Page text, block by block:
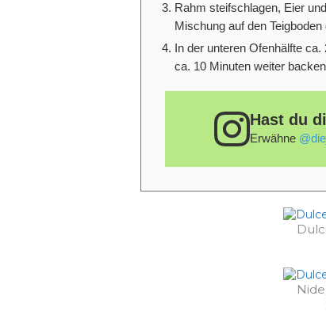
Rahm steifschlagen, Eier
Mischung auf den Teigboden
In der unteren Ofenhälfte
ca. 10 Minuten weiter
Hast du
Erwähne